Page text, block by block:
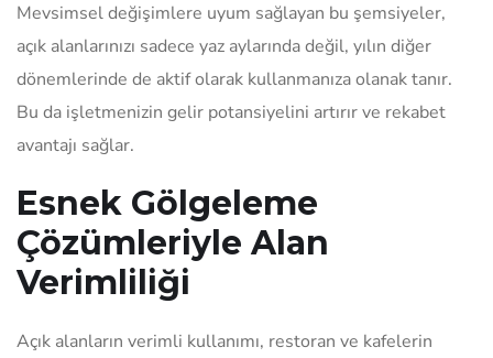
Mevsimsel değişimlere uyum sağlayan bu şemsiyeler,
açık alanlarınızı sadece yaz aylarında değil, yılın diğer
dönemlerinde de aktif olarak kullanmanıza olanak tanır.
Bu da işletmenizin gelir potansiyelini artırır ve rekabet
avantajı sağlar.
Esnek Gölgeleme
Çözümleriyle Alan
Verimliliği
Açık alanların verimli kullanımı, restoran ve kafelerin